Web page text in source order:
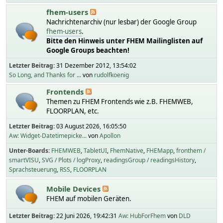
fhem-users
Nachrichtenarchiv (nur lesbar) der Google Group
fhem-users.
Bitte den Hinweis unter FHEM Mailinglisten auf
Google Groups beachten!
Letzter Beitrag:31 Dezember 2012, 13:54:02
So Long, and Thanks for ...von rudolfkoenig
Frontends
Themen zu FHEM Frontends wie z.B. FHEMWEB,
FLOORPLAN, etc.
Letzter Beitrag:03 August 2026, 16:05:50
Aw: Widget-Datetimepicke...vonApollon
Unter-Boards FHEMWEB TabletUI FhemNative FHEMapp fronthem /
smartVISU SVG / Plots / logProxy readingsGroup / readingsHistory
Sprachsteuerung RSS FLOORPLAN
Mobile Devices
FHEM auf mobilen Geräten.
Letzter Beitrag:22 Juni 2026, 19:42:31 Aw: HubForFhemvon DLD